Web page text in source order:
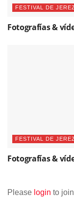
FESTIVAL DE JEREZ
Fotografías &
FESTIVAL DE JEREZ
Fotografías &
Please login to